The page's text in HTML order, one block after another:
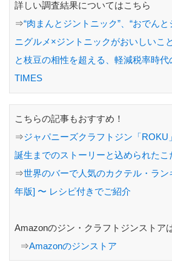
詳しい調査結果についてはこちら
⇒“肉まんとジントニック”、“おでん
ニグルメ×ジントニックがおいしいこ
と枝豆の相性を超える、軽減税率時
TIMES
こちらの記事もおすすめ！
⇒ジャパニーズクラフトジン「ROKU
誕生までのストーリーと込められたこ
⇒世界のバーで人気のカクテル・ラン
年版] 〜 レシピ付きでご紹介
Amazonのジン・クラフトジンストア
⇒Amazonのジンストア